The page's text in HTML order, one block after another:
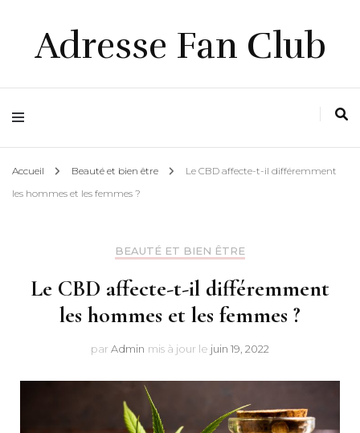
Adresse Fan Club
Accueil Beauté et bien être
Le CBD affecte-t-il différemment
les hommes et les femmes ?
BEAUTÉ ET BIEN ÊTRE
Le CBD affecte-t-il différemment
les hommes et les femmes ?
par Admin mis à jour le juin 19, 2022